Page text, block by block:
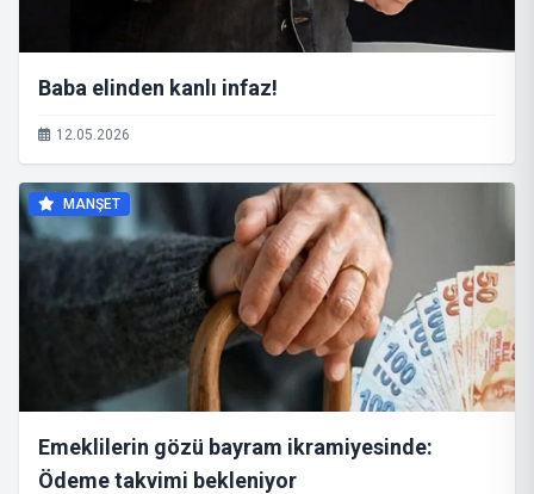
Baba elinden kanlı infaz!
12.05.2026
MANŞET
Emeklilerin gözü bayram ikramiyesinde:
Ödeme takvimi bekleniyor